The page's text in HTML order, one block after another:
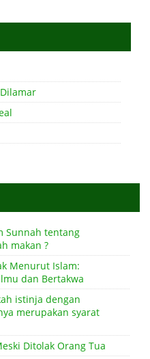
Sunnah tentang
makan ?
Menurut Islam:
dan Bertakwa
istinja dengan
merupakan syarat
Ditolak Orang Tua